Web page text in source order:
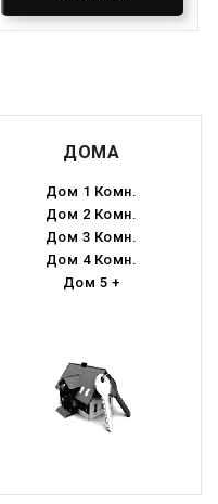
ДОМА
Дом 1 Комн.
Дом 2 Комн.
Дом 3 Комн.
Дом 4 Комн.
Дом 5 +